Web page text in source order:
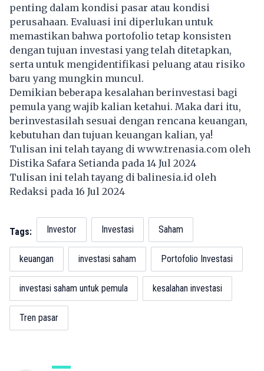
penting dalam kondisi pasar atau kondisi
perusahaan. Evaluasi ini diperlukan untuk
memastikan bahwa portofolio tetap konsisten
dengan tujuan investasi yang telah ditetapkan,
serta untuk mengidentifikasi peluang atau risiko
baru yang mungkin muncul.
Demikian beberapa kesalahan berinvestasi bagi
pemula yang wajib kalian ketahui. Maka dari itu,
berinvestasilah sesuai dengan rencana keuangan,
kebutuhan dan tujuan keuangan kalian, ya!
Tulisan ini telah tayang di www.trenasia.com oleh
Distika Safara Setianda pada 14 Jul 2024
Tulisan ini telah tayang dibalinesia.id oleh
Redaksi pada 16 Jul 2024
Tags: Investor Investasi Saham
keuangan investasi saham Portofolio Investasi
investasi saham untuk pemula kesalahan investasi
Tren pasar